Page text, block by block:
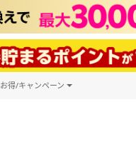
お得/キャンペーン